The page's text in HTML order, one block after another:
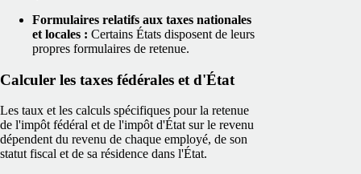
Formulaires relatifs aux taxes nationales
et locales : Certains États disposent de leurs
propres formulaires de retenue.
Calculer les taxes fédérales et d'État
Les taux et les calculs spécifiques pour la retenue
de l'impôt fédéral et de l'impôt d'État sur le revenu
dépendent du revenu de chaque employé, de son
statut fiscal et de sa résidence dans l'État.